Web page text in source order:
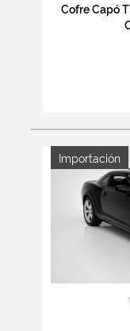
Cofre Capó
Importación